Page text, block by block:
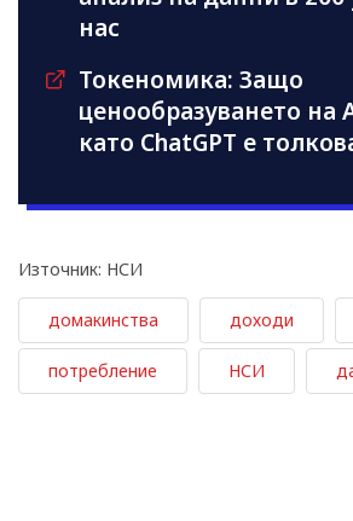
нас
Токеномика: Защо
ценообразуването на
като ChatGPT е
Източник: НСИ
домакинства доходи
потребление НСИ